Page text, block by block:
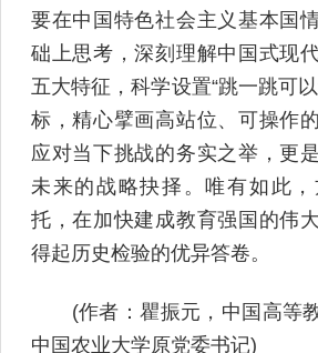
要在中国特色社会主义基本国
础上思考，深刻理解中国式现
五大特征，科学设置“跳一跳可
标，精心擘画高站位、可操作
应对当下挑战的务实之举，更
未来的战略抉择。唯有如此
托，在加快建成教育强国的伟
得起历史检验的优异答卷。
(作者：瞿振元，中国高等教
中国农业大学原党委书记)